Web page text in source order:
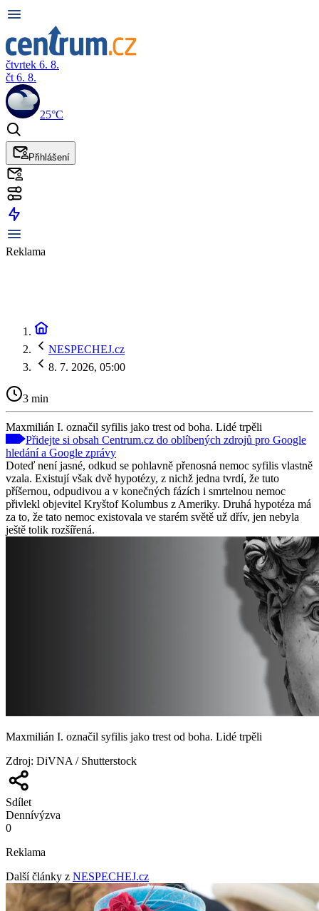
čtvrtek 6. 8.
čt 6. 8.
25°C
Přihlášení
Reklama
NESPECHEJ.cz
8. 7. 2026, 05:00
3 min
Maxmilián I. označil syfilis jako trest od boha. Lidé trpěli
Přidejte si obsah Centrum.cz do oblíbených zdrojů pro Google
hledání a Google zprávy
Doteď není jasné, odkud se pohlavně přenosná nemoc syfilis vlastně
vzala. Existují však dvě hypotézy, z nichž jedna tvrdí, že tuto
příšernou, odpudivou a v konečných fázích i smrtelnou nemoc
přivlekl objevitel Kryštof Kolumbus z Ameriky. Druhá hypotéza má
za to, že tato nemoc existovala ve starém světě už dřív, jen nebyla
ještě tolik rozšířená.
Maxmilián I. označil syfilis jako trest od boha. Lidé trpěli
Zdroj: DiVNA / Shutterstock
Sdílet
Dennívýzva
0
Reklama
Další články z NESPECHEJ.cz